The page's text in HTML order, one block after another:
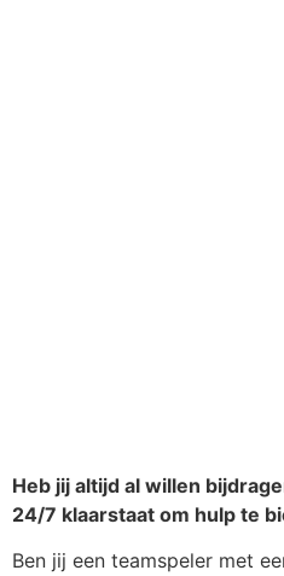
Heb jij altijd al willen
24/7 klaarstaat om hulp te
Ben jij een teamspeler met